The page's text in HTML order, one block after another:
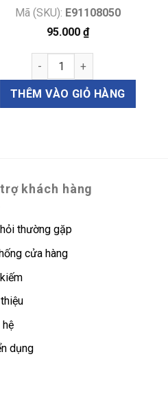
30x30x10mm (Mã E911030) số
Mã (SKU): E91108050
95.000 ₫
Miếng cầm máu tự tiêu kiểu
THÊM VÀO GIỎ HÀNG
lượng
khách hàng
thường gặp
cửa hàng
hệ
dụng